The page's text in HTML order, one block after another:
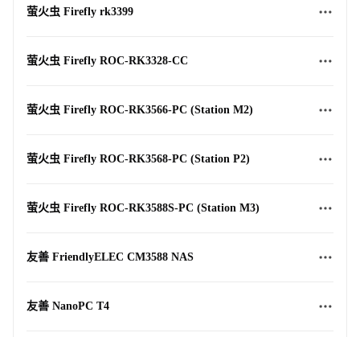
萤火虫 Firefly rk3399
萤火虫 Firefly ROC-RK3328-CC
萤火虫 Firefly ROC-RK3566-PC (Station M2)
萤火虫 Firefly ROC-RK3568-PC (Station P2)
萤火虫 Firefly ROC-RK3588S-PC (Station M3)
友善 FriendlyELEC CM3588 NAS
友善 NanoPC T4